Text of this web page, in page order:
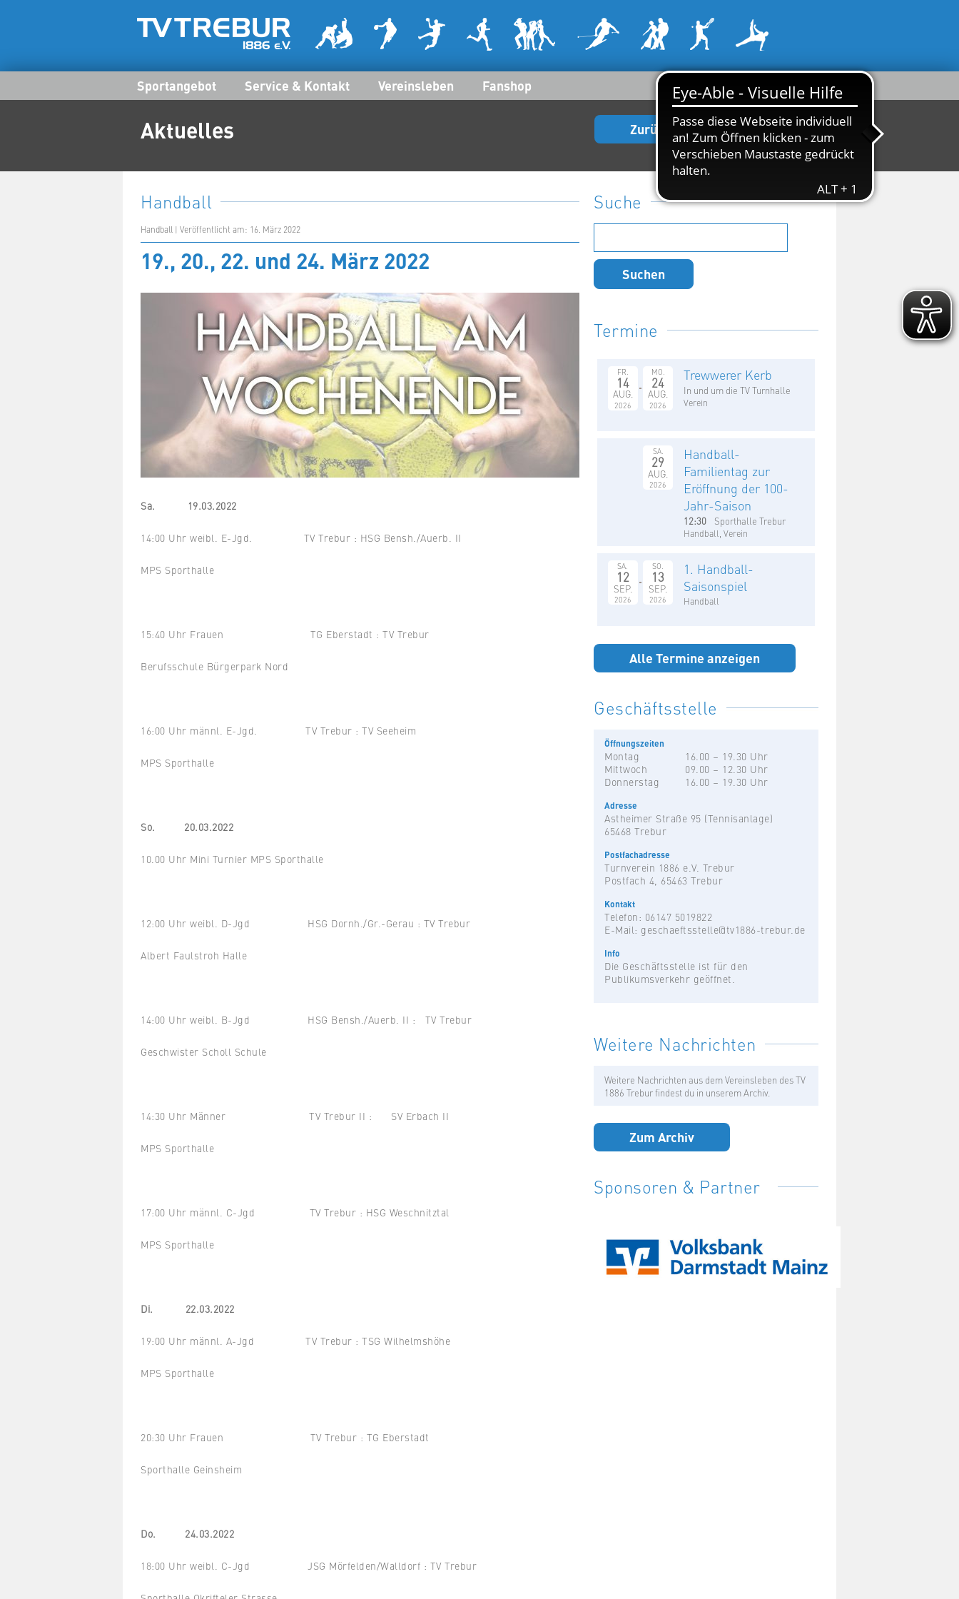
Sportangebot Service & Kontakt Vereinsleben Fanshop
Aktuelles Zurück zur Startseite
Handball
Handball | Veröffentlicht am: 16. März 2022
19., 20., 22. und 24. März 2022
Sa. 19.03.2022
14:00 Uhr weibl. E-Jgd. TV Trebur : HSG Bensh./Auerb. II
MPS Sporthalle
15:40 Uhr Frauen TG Eberstadt : TV Trebur
Berufsschule Bürgerpark Nord
16:00 Uhr männl. E-Jgd. TV Trebur : TV Seeheim
MPS Sporthalle
So. 20.03.2022
10.00 Uhr Mini Turnier MPS Sporthalle
12:00 Uhr weibl. D-Jgd HSG Dornh./Gr.-Gerau : TV Trebur
Albert Faulstroh Halle
14:00 Uhr weibl. B-Jgd HSG Bensh./Auerb. II : TV Trebur
Geschwister Scholl Schule
14:30 Uhr Männer TV Trebur II : SV Erbach II
MPS Sporthalle
17:00 Uhr männl. C-Jgd TV Trebur : HSG Weschnitztal
MPS Sporthalle
Di. 22.03.2022
19:00 Uhr männl. A-Jgd TV Trebur : TSG Wilhelmshöhe
MPS Sporthalle
20:30 Uhr Frauen TV Trebur : TG Eberstadt
Sporthalle Geinsheim
Do. 24.03.2022
18:00 Uhr weibl. C-Jgd JSG Mörfelden/Walldorf : TV Trebur
Suche
nach:
Termine
FR.
14
AUG.
2026
MO.
24
AUG.
2026
Trewwerer Kerb
In und um die TV Turnhalle
Verein
SA.
29
AUG.
2026
Handball-
Familientag zur
Eröffnung der 100-
Jahr-Saison
12:30 Sporthalle Trebur
Handball, Verein
SA.
12
SEP.
2026
SO.
13
SEP.
2026
1. Handball-
Saisonspiel
Handball
Alle Termine anzeigen
Geschäftsstelle
Öffnungszeiten
Montag
16.00 – 19.30 Uhr
Mittwoch
09.00 – 12.30 Uhr
Donnerstag
16.00 – 19.30 Uhr
Adresse
Astheimer Straße 95 (Tennisanlage)
65468 Trebur
Postfachadresse
Turnverein 1886 e.V. Trebur
Postfach 4, 65463 Trebur
Kontakt
Telefon: 06147 5019822
E-Mail: geschaeftsstelle@tv1886-trebur.de
Info
Die Geschäftsstelle ist für den
Publikumsverkehr geöffnet.
Weitere Nachrichten
Weitere Nachrichten aus dem Vereinsleben des TV
1886 Trebur findest du in unserem Archiv.
Zum Archiv
Sponsoren & Partner